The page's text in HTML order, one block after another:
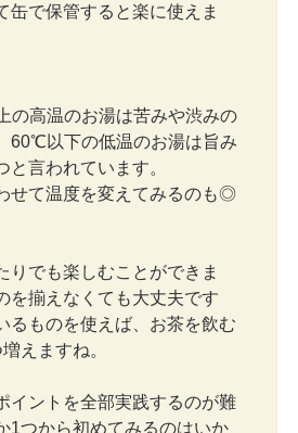
缶で保管すると楽に使えま
の高温のお湯は苦みや渋みの
60℃以下の低温のお湯は旨み
と言われています。
せて温度を変えてみるのも◎
りでも楽しむことができま
を揃えなくても大丈夫です
るものを使えば、お茶を飲む
えますね。
イントを全部実践するのが難
1つから初めてみるのはいか